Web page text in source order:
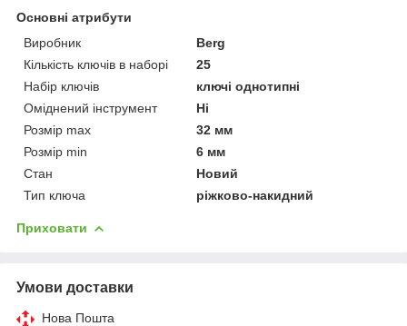
Основні атрибути
Виробник
Berg
Кількість ключів в наборі
25
Набір ключів
ключі однотипні
Оміднений інструмент
Ні
Розмір max
32 мм
Розмір min
6 мм
Стан
Новий
Тип ключа
ріжково-накидний
Приховати
Умови доставки
Нова Пошта